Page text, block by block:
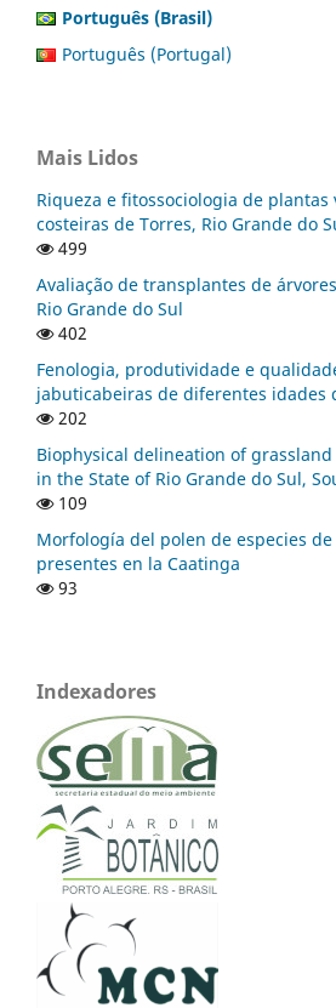
Português (Brasil)
Português (Portugal)
Mais Lidos
Riqueza e fitossociologia de plantas
costeiras de Torres, Rio Grande do
499
Avaliação de transplantes de
Rio Grande do Sul
402
Fenologia, produtividade e
jabuticabeiras de diferentes idades
202
Biophysical delineation of
in the State of Rio Grande do Sul,
109
Morfología del polen de especies
presentes en la Caatinga
93
Indexadores